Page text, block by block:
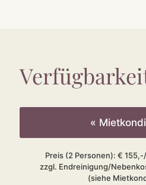
«
Preis (2 Personen): €
zzgl. Endreinigung/
(siehe